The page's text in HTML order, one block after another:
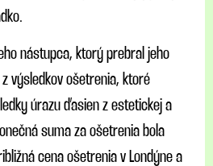
nástupca, ktorý prebral jeho
výsledkov ošetrenia, ktoré
úrazu ďasien z estetickej a
suma za ošetrenia bola
cena ošetrenia v Londýne a